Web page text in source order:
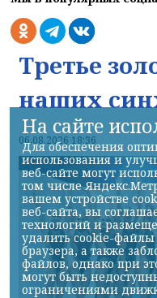
Третье
наших
06.08.2026 18:36
На сайте
Для обеспечения
использования и
веб-сайте могут
том числе
вашем устройстве
веб-сайта, вы
технологий и
удалить cookie-файлы
браузера, а также
файлов, однако при
могут быть
ограничениями